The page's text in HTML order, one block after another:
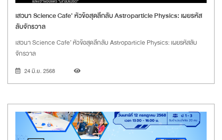
เสวนา Science Cafe’ หัวข้อสุดลึกลับ Astroparticle Physics: เผยรหัส
ลับจักรวาล
เสวนา Science Cafe’ หัวข้อสุดลึกลับ Astroparticle Physics: เผยรหัสลับ
จักรวาล
24 มิ.ย. 2568